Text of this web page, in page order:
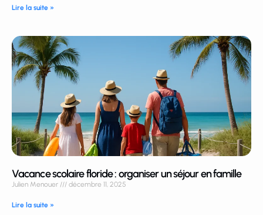
Lire la suite »
Vacance scolaire floride : organiser un séjour en famille
Julien Menouer décembre 11, 2025
Lire la suite »